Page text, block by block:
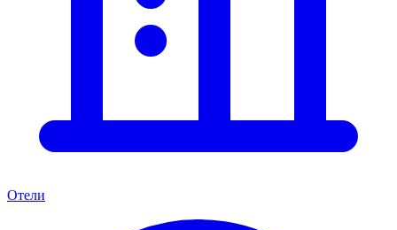
Отели